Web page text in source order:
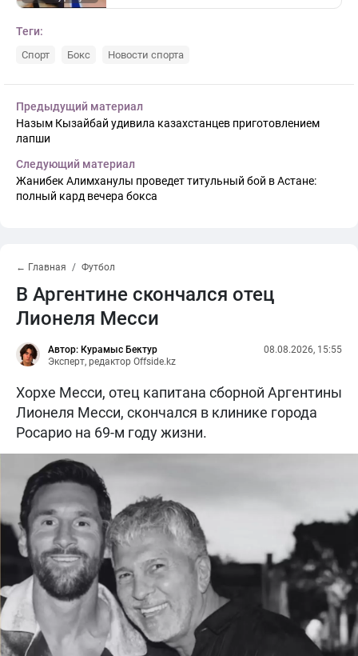
Теги:
Спорт Бокс Новости спорта
Предыдущий материал
Назым Кызайбай удивила казахстанцев приготовлением
лапши
Следующий материал
Жанибек Алимханулы проведет титульный бой в Астане:
полный кард вечера бокса
← Главная Футбол
В Аргентине скончался отец
Лионеля Месси
Автор: Курамыс Бектур
Эксперт, редактор Offside.kz
08.08.2026, 15:55
Хорхе Месси, отец капитана сборной Аргентины
Лионеля Месси, скончался в клинике города
Росарио на 69-м году жизни.